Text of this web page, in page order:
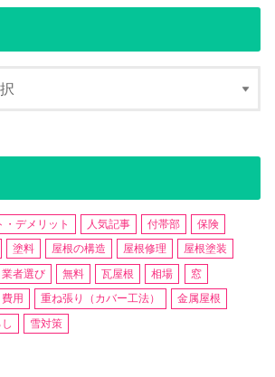
・デメリット 人気記事 付帯部
保険
塗料 屋根の構造 屋根修理
屋根塗装
業者選び 無料 瓦屋根 相場
窓
費用 重ね張り（カバー工法）
金属屋根
雪対策